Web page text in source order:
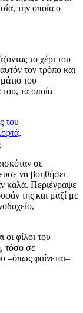
την οποία ο
το χέρι του
τον τρόπο και
του
τα οποία
του
σε
να βοηθήσει
καλά. Περιέγραψε
της και μαζί με
οι φίλοι του
τόσο σε
–όπως φαίνεται–